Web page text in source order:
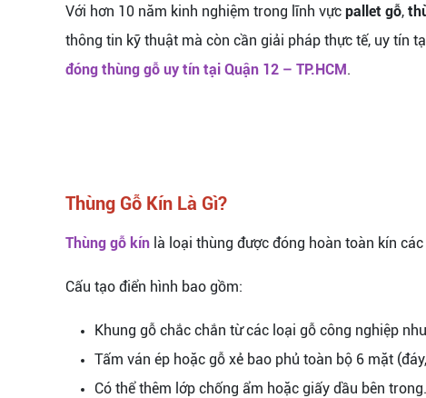
Với hơn 10 năm kinh nghiệm trong lĩnh vực pallet gỗ,
thông tin kỹ thuật mà còn cần giải pháp thực tế, uy tín
đóng thùng gỗ uy tín tại Quận 12 – TP.HCM.
Thùng Gỗ Kín Là Gì?
Thùng gỗ kín là loại thùng được đóng hoàn toàn kín
Cấu tạo điển hình bao gồm:
Khung gỗ chắc chắn từ các loại gỗ công nghiệp
Tấm ván ép hoặc gỗ xẻ bao phủ toàn bộ 6 mặt
Có thể thêm lớp chống ẩm hoặc giấy dầu bên trong.